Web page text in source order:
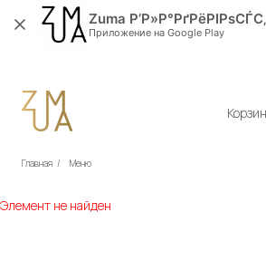
Главная / Меню
Элемент не найден
Приложение на Google Play